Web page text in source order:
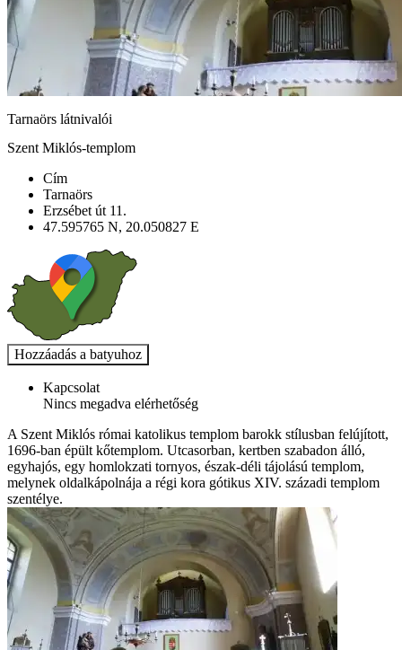
Tarnaörs látnivalói
Szent Miklós-templom
Cím
Tarnaörs
Erzsébet út 11.
47.595765 N, 20.050827 E
Kapcsolat
Nincs megadva elérhetőség
A Szent Miklós római katolikus templom barokk stílusban felújított,
1696-ban épült kőtemplom. Utcasorban, kertben szabadon álló,
egyhajós, egy homlokzati tornyos, észak-déli tájolású templom,
melynek oldalkápolnája a régi kora gótikus XIV. századi templom
szentélye.